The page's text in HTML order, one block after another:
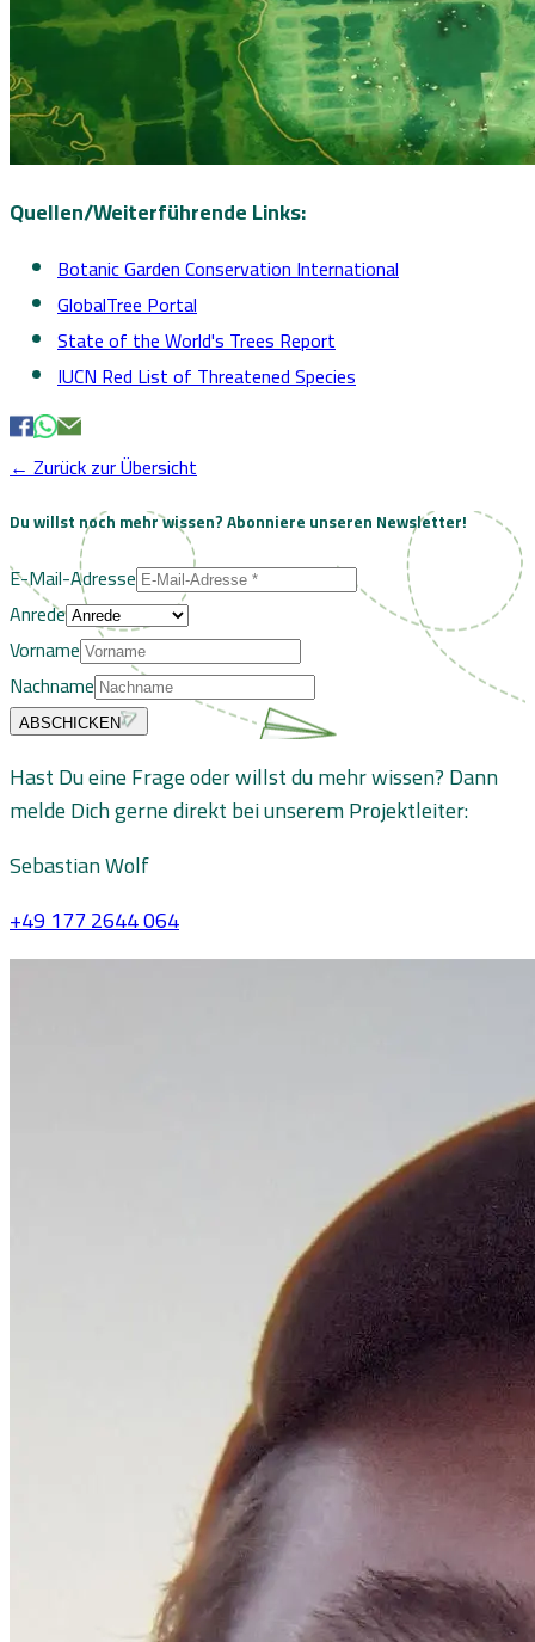
Quellen/Weiterführende Links:
Botanic Garden Conservation International
GlobalTree Portal
State of the World's Trees Report
IUCN Red List of Threatened Species
← Zurück zur Übersicht
Du willst noch mehr wissen?Abonniere unseren Newsletter!
E-Mail-Adresse
Anrede
Vorname
Nachname
ABSCHICKEN
Hast Du eine Frage oder willst du mehr wissen? Dann
melde Dich gerne direkt bei unserem Projektleiter:
Sebastian Wolf
+49 177 2644 064